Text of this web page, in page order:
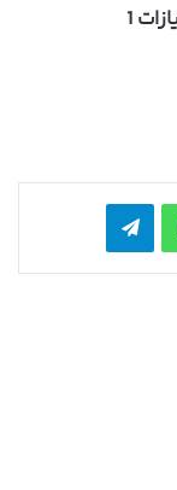
1
واتس آپ تلگرام